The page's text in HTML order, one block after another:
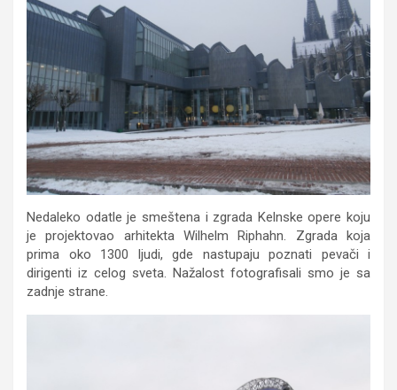
Nedaleko odatle je smeštena i zgrada Kelnske opere koju
je projektovao arhitekta Wilhelm Riphahn. Zgrada koja
prima oko 1300 ljudi, gde nastupaju poznati pevači i
dirigenti iz celog sveta. Nažalost fotografisali smo je sa
zadnje strane.